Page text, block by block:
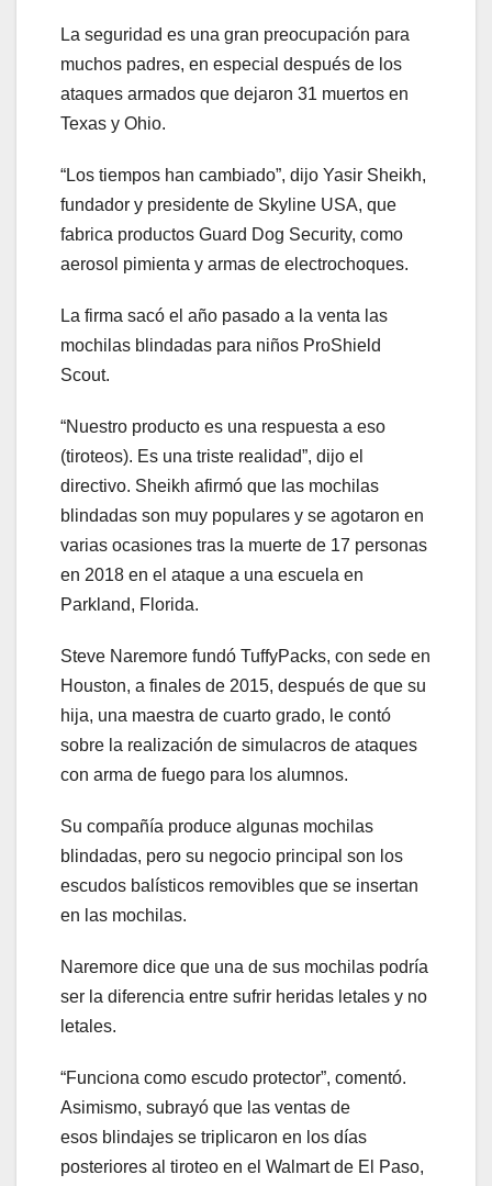
La seguridad es una gran preocupación para
muchos padres, en especial después de los
ataques armados que dejaron 31 muertos en
Texas y Ohio.
“Los tiempos han cambiado”, dijo Yasir Sheikh,
fundador y presidente de Skyline USA, que
fabrica productos Guard Dog Security, como
aerosol pimienta y armas de electrochoques.
La firma sacó el año pasado a la venta las
mochilas blindadas para niños ProShield
Scout.
“Nuestro producto es una respuesta a eso
(tiroteos). Es una triste realidad”, dijo el
directivo. Sheikh afirmó que las mochilas
blindadas son muy populares y se agotaron en
varias ocasiones tras la muerte de 17 personas
en 2018 en el ataque a una escuela en
Parkland, Florida.
Steve Naremore fundó TuffyPacks, con sede en
Houston, a finales de 2015, después de que su
hija, una maestra de cuarto grado, le contó
sobre la realización de simulacros de ataques
con arma de fuego para los alumnos.
Su compañía produce algunas mochilas
blindadas, pero su negocio principal son los
escudos balísticos removibles que se insertan
en las mochilas.
Naremore dice que una de sus mochilas podría
ser la diferencia entre sufrir heridas letales y no
letales.
“Funciona como escudo protector”, comentó.
Asimismo, subrayó que las ventas de
esos blindajes se triplicaron en los días
posteriores al tiroteo en el Walmart de El Paso,